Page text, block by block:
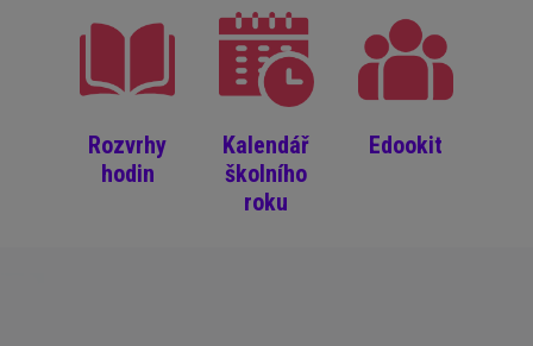
Rozvrhy
hodin
Kalendář
školního
roku
Edookit